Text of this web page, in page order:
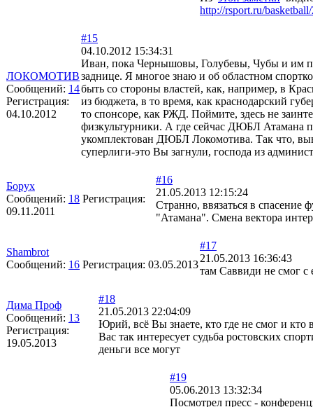
http://rsport.ru/
ЛОКОМОТИВ
Сообщений: 14
Регистрация:
04.10.2012
#15
04.10.2012 15:34:31
Иван, пока Чернышовы, Голубевы, Чубы и им
заднице. Я многое знаю и об областном
быть со стороны властей, как, например, в
из бюджета, в то время, как краснодарский
то спонсоре, как РЖД. Поймите, здесь не
физкультурники. А где сейчас ДЮБЛ Атамана
укомплектован ДЮБЛ Локомотива. Так что,
суперлиги-это Вы загнули, господа из
Борух
Сообщений: 18 Регистрация:
09.11.2011
#16
21.05.2013 12:15:24
Странно, ввязаться в
"Атамана". Смена вектора
Shambrot
Сообщений: 16 Регистрация: 03.05.2013
#17
21.05.2013 16:36:43
там Саввиди не смог с
Дима Проф
Сообщений: 13
Регистрация:
19.05.2013
#18
21.05.2013 22:04:09
Юрий, всё Вы знаете, кто где не смог и кто
Вас так интересует судьба ростовских
деньги все могут
#19
05.06.2013 13:32:34
Посмотрел пресс -